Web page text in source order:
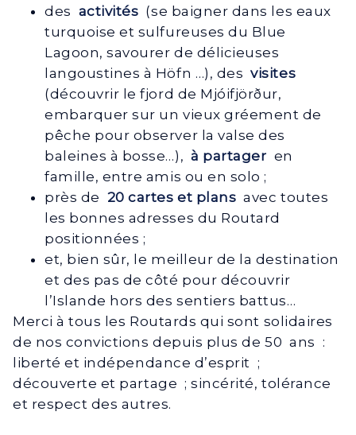
des activités (se baigner dans les eaux
turquoise et sulfureuses du Blue
Lagoon, savourer de délicieuses
langoustines à Höfn …), des visites
(découvrir le fjord de Mjóifjörður,
embarquer sur un vieux gréement de
pêche pour observer la valse des
baleines à bosse…),à partager en
famille, entre amis ou en solo ;
près de 20 cartes et plansavec toutes
les bonnes adresses du Routard
positionnées ;
et, bien sûr, le meilleur de la destination
et des pas de côté pour découvrir
l’Islande hors des sentiers battus…
Merci à tous les Routards qui sont solidaires
de nos convictions depuis plus de 50 ans :
liberté et indépendance d’esprit ;
découverte et partage ; sincérité, tolérance
et respect des autres.